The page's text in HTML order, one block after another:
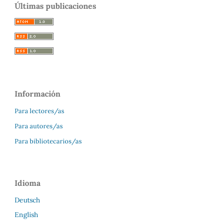
Últimas publicaciones
Información
Para lectores/as
Para autores/as
Para bibliotecarios/as
Idioma
Deutsch
English